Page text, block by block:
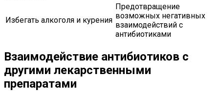
Избегать алкоголя и курения
Предотвращение
возможных негативных
взаимодействий с
антибиотиками
Взаимодействие антибиотиков с
другими лекарственными
препаратами